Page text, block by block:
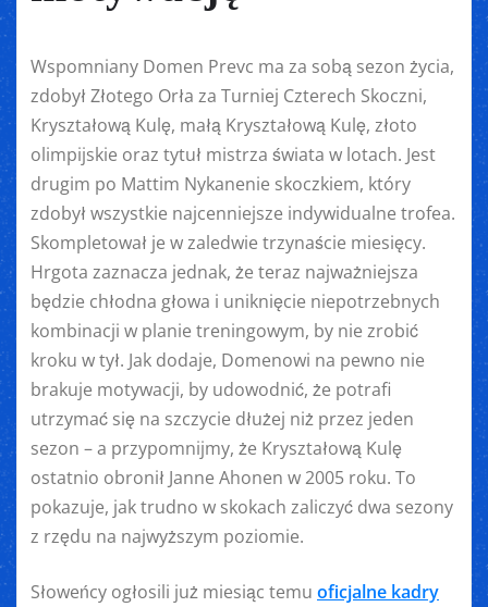
Wspomniany Domen Prevc ma za sobą sezon życia,
zdobył Złotego Orła za Turniej Czterech Skoczni,
Kryształową Kulę, małą Kryształową Kulę, złoto
olimpijskie oraz tytuł mistrza świata w lotach. Jest
drugim po Mattim Nykanenie skoczkiem, który
zdobył wszystkie najcenniejsze indywidualne trofea.
Skompletował je w zaledwie trzynaście miesięcy.
Hrgota zaznacza jednak, że teraz najważniejsza
będzie chłodna głowa i uniknięcie niepotrzebnych
kombinacji w planie treningowym, by nie zrobić
kroku w tył. Jak dodaje, Domenowi na pewno nie
brakuje motywacji, by udowodnić, że potrafi
utrzymać się na szczycie dłużej niż przez jeden
sezon – a przypomnijmy, że Kryształową Kulę
ostatnio obronił Janne Ahonen w 2005 roku. To
pokazuje, jak trudno w skokach zaliczyć dwa sezony
z rzędu na najwyższym poziomie.
Słoweńcy ogłosili już miesiąc temu oficjalne kadry